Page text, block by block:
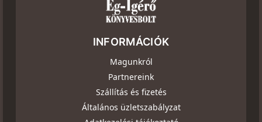
INFORMÁCIÓK
Magunkról
Partnereink
Szállítás és fizetés
Általános üzletszabályzat